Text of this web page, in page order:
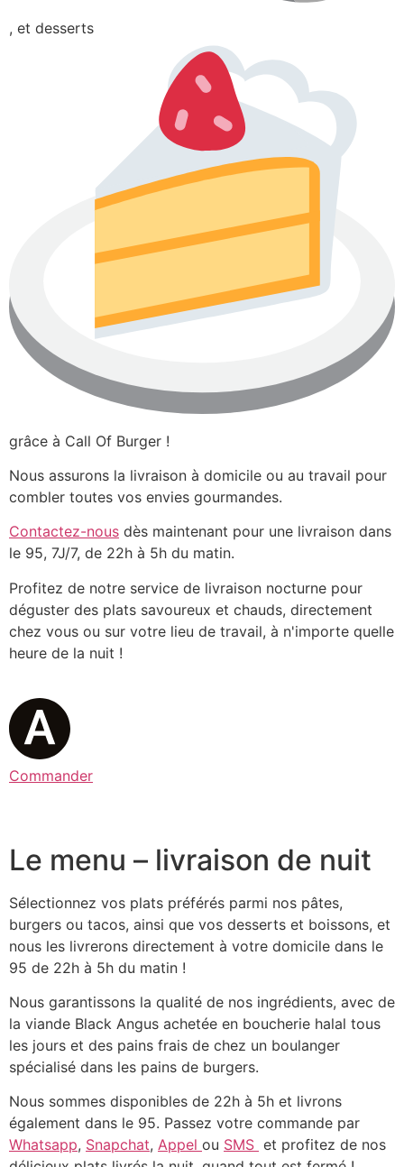
, et desserts
grâce à Call Of Burger !
Nous assurons la livraison à domicile ou au travail pour
combler toutes vos envies gourmandes.
Contactez-nous dès maintenant pour une livraison dans
le 95, 7J/7, de 22h à 5h du matin.
Profitez de notre service de livraison nocturne pour
déguster des plats savoureux et chauds, directement
chez vous ou sur votre lieu de travail, à n'importe quelle
heure de la nuit !
Commander
Le menu – livraison de nuit
Sélectionnez vos plats préférés parmi nos pâtes,
burgers ou tacos, ainsi que vos desserts et boissons, et
nous les livrerons directement à votre domicile dans le
95 de 22h à 5h du matin !
Nous garantissons la qualité de nos ingrédients, avec de
la viande Black Angus achetée en boucherie halal tous
les jours et des pains frais de chez un boulanger
spécialisé dans les pains de burgers.
Nous sommes disponibles de 22h à 5h et livrons
également dans le 95. Passez votre commande par
Whatsapp, Snapchat, Appel ou SMS et profitez de nos